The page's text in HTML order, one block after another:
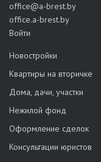
office@a-brest.by
office.a-brest.by
Войти
Новостройки
Квартиры на вторичке
Дома, дачи, участки
Нежилой фонд
Оформление сделок
Консультации юристов